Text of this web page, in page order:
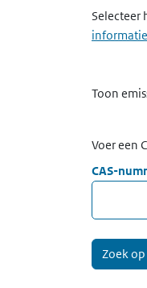
Selecteer
Toon
Voer een
CAS-